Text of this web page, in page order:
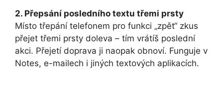
2. Přepsání posledního textu třemi prsty
Místo třepání telefonem pro funkci „zpět“ zkus
přejet třemi prsty doleva – tím vrátíš poslední
akci. Přejetí doprava ji naopak obnoví. Funguje v
Notes, e-mailech i jiných textových aplikacích.